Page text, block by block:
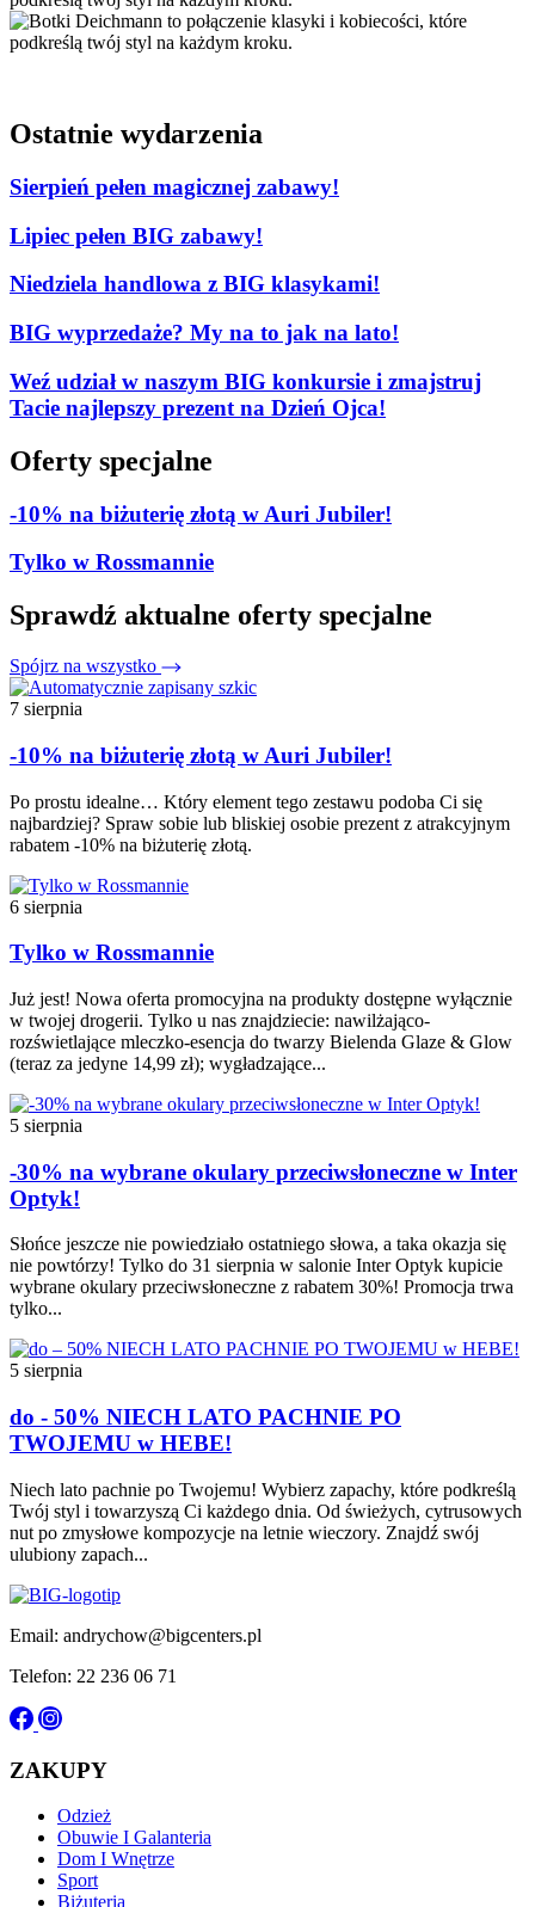
Ostatnie wydarzenia
Sierpień pełen magicznej zabawy!
Lipiec pełen BIG zabawy!
Niedziela handlowa z BIG klasykami!
BIG wyprzedaże? My na to jak na lato!
Weź udział w naszym BIG konkursie i zmajstruj
Tacie najlepszy prezent na Dzień Ojca!
Oferty specjalne
-10% na biżuterię złotą w Auri Jubiler!
Tylko w Rossmannie
Sprawdź aktualne oferty specjalne
Spójrz na wszystko
7 sierpnia
-10% na biżuterię złotą w Auri Jubiler!
Po prostu idealne… Który element tego zestawu podoba Ci się
najbardziej? Spraw sobie lub bliskiej osobie prezent z atrakcyjnym
rabatem -10% na biżuterię złotą.
6 sierpnia
Tylko w Rossmannie
Już jest! Nowa oferta promocyjna na produkty dostępne wyłącznie
w twojej drogerii. Tylko u nas znajdziecie: nawilżająco-
rozświetlające mleczko-esencja do twarzy Bielenda Glaze & Glow
(teraz za jedyne 14,99 zł); wygładzające...
5 sierpnia
-30% na wybrane okulary przeciwsłoneczne w Inter
Optyk!
Słońce jeszcze nie powiedziało ostatniego słowa, a taka okazja się
nie powtórzy! Tylko do 31 sierpnia w salonie Inter Optyk kupicie
wybrane okulary przeciwsłoneczne z rabatem 30%! Promocja trwa
tylko...
5 sierpnia
do - 50% NIECH LATO PACHNIE PO
TWOJEMU w HEBE!
Niech lato pachnie po Twojemu! Wybierz zapachy, które podkreślą
Twój styl i towarzyszą Ci każdego dnia. Od świeżych, cytrusowych
nut po zmysłowe kompozycje na letnie wieczory. Znajdź swój
ulubiony zapach...
Email: andrychow@bigcenters.pl
Telefon: 22 236 06 71
ZAKUPY
Odzież
Obuwie I Galanteria
Dom I Wnętrze
Sport
Biżuteria